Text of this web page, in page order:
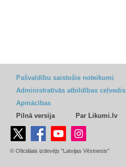
Pašvaldību saistošie noteikumi
Administratīvās atbildības ceļvedis
Apmācības
Pilnā versija
Par Likumi.lv
© Oficiālais izdevējs "Latvijas Vēstnesis"